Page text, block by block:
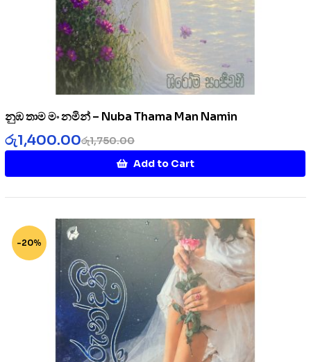
නුඹ තාම මං නමින් – Nuba Thama Man Namin
රු1,750.00
රු1,400.00
Add to Cart
-20%